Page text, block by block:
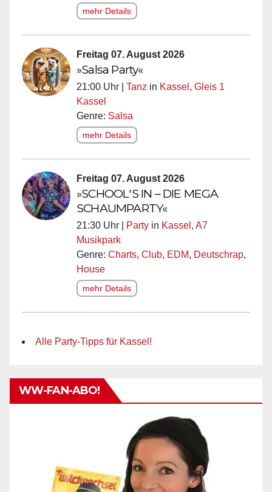
mehr Details
Freitag 07. August 2026
»Salsa Party«
21:00 Uhr | Tanz in Kassel , Gleis 1
Kassel
Genre: Salsa
mehr Details
Freitag 07. August 2026
»SCHOOL'S IN – DIE MEGA
SCHAUMPARTY«
21:30 Uhr | Party in Kassel , A7
Musikpark
Genre: Charts, Club, EDM, Deutschrap,
House
mehr Details
Alle Party-Tipps für Kassel!
WW-FAN-ABO!